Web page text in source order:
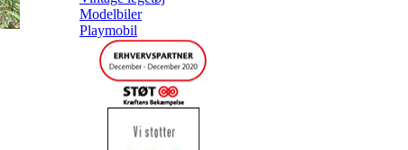
Modelbiler
Playmobil